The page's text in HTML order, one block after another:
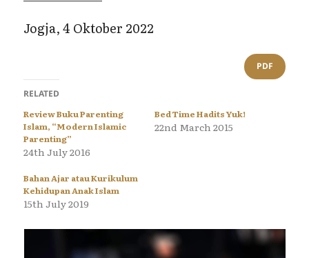
Jogja, 4 Oktober 2022
PDF
RELATED
Review Buku Parenting
Islam, “Modern Islamic
Parenting”
24th July 2016
Bed Time Hadits Yuk!
22nd March 2015
Bahan Ajar atau Kurikulum
Kehidupan Anak Islam
15th July 2019